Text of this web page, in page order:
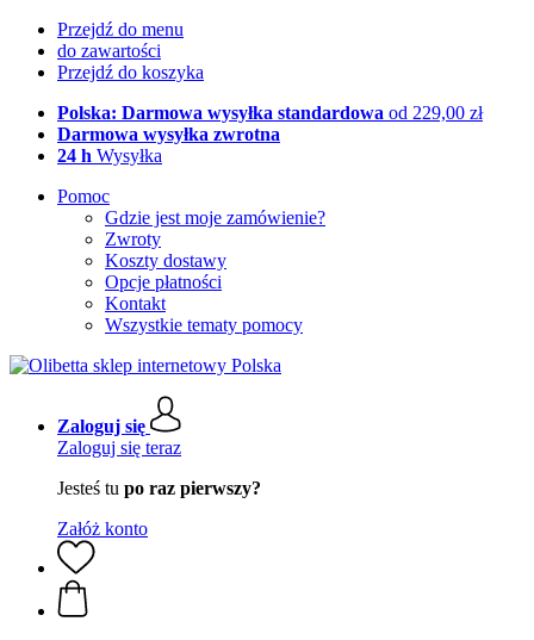
Przejdź do menu
do zawartości
Przejdź do koszyka
Polska: Darmowa wysyłka standardowa od 229,00 zł
Darmowa wysyłka zwrotna
24 h Wysyłka
Pomoc
Gdzie jest moje zamówienie?
Zwroty
Koszty dostawy
Opcje płatności
Kontakt
Wszystkie tematy pomocy
Zaloguj się
Zaloguj się teraz
Jesteś tu po raz pierwszy?
Załóż konto